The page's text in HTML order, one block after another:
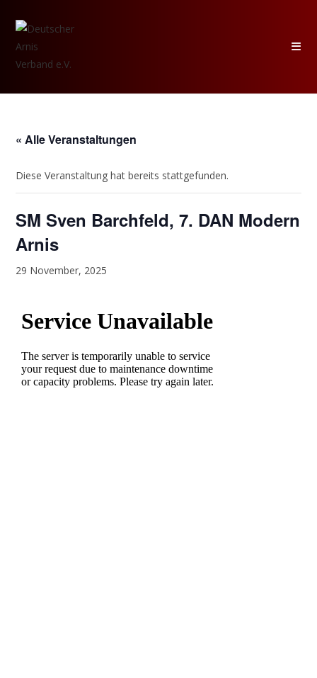
Inhalt
springen
« Alle Veranstaltungen
Diese Veranstaltung hat bereits stattgefunden.
SM Sven Barchfeld, 7. DAN Modern
Arnis
29 November, 2025